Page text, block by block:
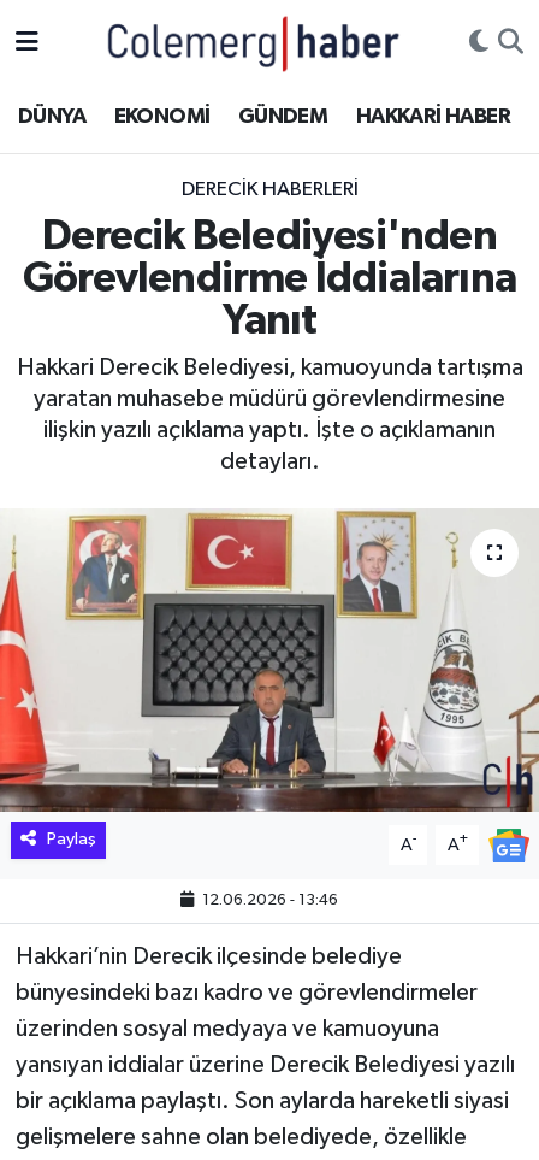
DÜNYA EKONOMİ GÜNDEM HAKKARİ HABER
DERECIK HABERLERI
Derecik Belediyesi'nden
Görevlendirme İddialarına
Yanıt
Hakkari Derecik Belediyesi, kamuoyunda tartışma
yaratan muhasebe müdürü görevlendirmesine
ilişkin yazılı açıklama yaptı. İşte o açıklamanın
detayları.
Paylaş A- A+
12.06.2026 - 13:46
Hakkari’nin Derecik ilçesinde belediye
bünyesindeki bazı kadro ve görevlendirmeler
üzerinden sosyal medyaya ve kamuoyuna
yansıyan iddialar üzerine Derecik Belediyesi yazılı
bir açıklama paylaştı. Son aylarda hareketli siyasi
gelişmelere sahne olan belediyede, özellikle
ASAYİŞ
DOĞA
EĞİTİM
GÜNDEM
Hakkari Haber
İLGİNÇ HABERLER
KÜLTÜR SANAT
MAGAZİN
POLİTİKA
SAĞLIK
SİYASET
Hakkâri Hava Durumu
Hakkari Namaz Vakitleri
Hakkâri Trafik Yoğunluk Haritası
Süper Lig Puan Durumu ve Fikstür
Tüm Manşetler
Son Dakika Haberleri
Haber Arşivi